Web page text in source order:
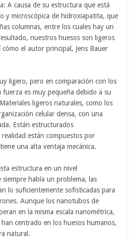
A causa de su estructura que está
y microscópica de hidroxiapatita, que
columnas, entre los cuales hay un
nuestros huesos son ligeros
el autor principal, Jens Bauer
ligero, pero en comparación con los
fuerza es muy pequeña debido a su
ligeros naturales, como los
celular densa, con una
Están estructurados
están compuestos por
una alta ventaja mecánica.
estructura en un nivel
siempre había un problema, las
lo suficientemente sofisticadas para
Aunque los nanotubos de
en la misma escala nanométrica,
han centrado en los huesos humanos,
natural.